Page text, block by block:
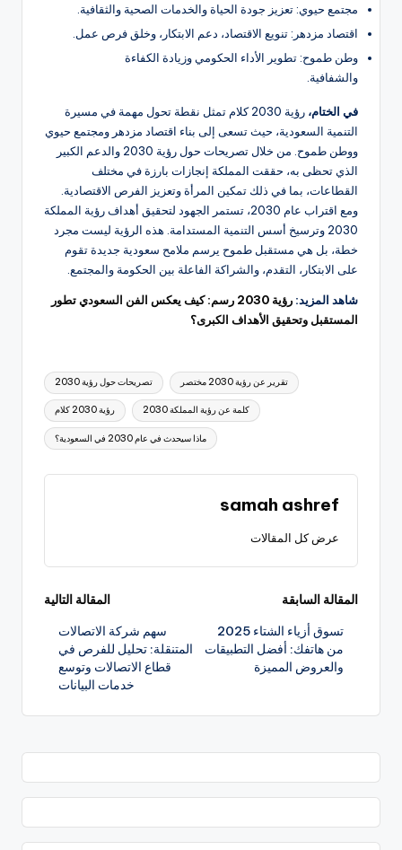
مجتمع حيوي: تعزيز جودة الحياة والخدمات الصحية والثقافية.
اقتصاد مزدهر: تنويع الاقتصاد، دعم الابتكار، وخلق فرص عمل.
وطن طموح: تطوير الأداء الحكومي وزيادة الكفاءة
والشفافية.
في الختام،
رؤية 2030 كلام تمثل نقطة تحول مهمة في مسيرة
التنمية السعودية، حيث تسعى إلى بناء اقتصاد مزدهر ومجتمع حيوي
ووطن طموح. من خلال تصريحات حول رؤية 2030 والدعم الكبير
الذي تحظى به، حققت المملكة إنجازات بارزة في مختلف
القطاعات، بما في ذلك تمكين المرأة وتعزيز الفرص الاقتصادية.
ومع اقتراب عام 2030، تستمر الجهود لتحقيق أهداف رؤية المملكة
2030 وترسيخ أسس التنمية المستدامة. هذه الرؤية ليست مجرد
خطة، بل هي مستقبل طموح يرسم ملامح سعودية جديدة تقوم
على الابتكار، التقدم، والشراكة الفاعلة بين الحكومة والمجتمع.
شاهد المزيد:
رؤية 2030 رسم: كيف يعكس الفن السعودي تطور
المستقبل وتحقيق الأهداف الكبرى؟
تصريحات حول رؤية 2030 تقرير عن رؤية 2030 مختصر
رؤية 2030 كلام كلمة عن رؤية المملكة 2030
ماذا سيحدث في عام 2030 في السعودية؟
samah ashref
عرض كل المقالات
تصفّح
المقالات
المقالة السابقة
تسوق أزياء الشتاء 2025
من هاتفك: أفضل التطبيقات
والعروض المميزة
المقالة التالية
سهم شركة الاتصالات
المتنقلة: تحليل للفرص في
قطاع الاتصالات وتوسع
خدمات البيانات